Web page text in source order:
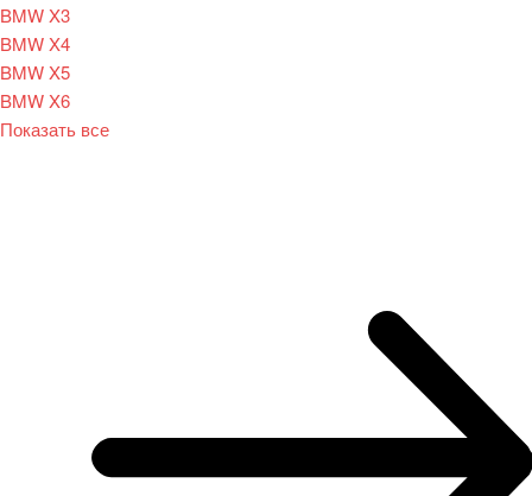
BMW X3
BMW X4
BMW X5
BMW X6
Показать все